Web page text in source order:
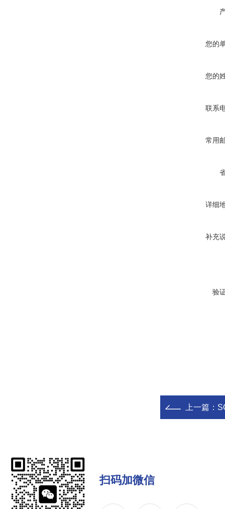
您的
您的
联系
常用
详细
补充
验
上一篇：
扫码加微信